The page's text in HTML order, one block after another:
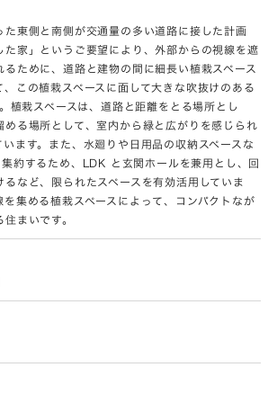
た東側と南側が交通量の多い道路に接した計画
た家」というご要望により、外部からの視線を遮
るために、道路と建物の間に細長い植栽スペース
、この植栽スペースに面して大きな吹抜けのある
植栽スペースは、道路と距離をとる場所とし
める場所として、室内から緑と広がりを感じられ
います。また、水廻りや日用品の収納スペースな
約するため、LDK と玄関ホールを兼用とし、回
など、限られたスペースを有効活用していま
を集める植栽スペースによって、コンパクトなが
まいです。